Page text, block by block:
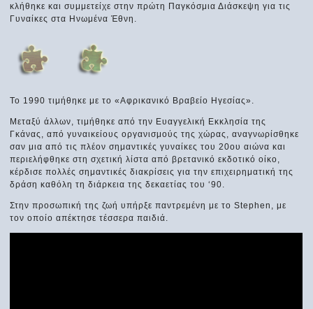
κλήθηκε και συμμετείχε στην πρώτη Παγκόσμια Διάσκεψη για τις
Γυναίκες στα Ηνωμένα Έθνη.
Το 1990 τιμήθηκε με το «Αφρικανικό Βραβείο Ηγεσίας».
Μεταξύ άλλων, τιμήθηκε από την Ευαγγελική Εκκλησία της
Γκάνας, από γυναικείους οργανισμούς της χώρας, αναγνωρίσθηκε
σαν μια από τις πλέον σημαντικές γυναίκες του 20ου αιώνα και
περιελήφθηκε στη σχετική λίστα από βρετανικό εκδοτικό οίκο,
κέρδισε πολλές σημαντικές διακρίσεις για την επιχειρηματική της
δράση καθόλη τη διάρκεια της δεκαετίας του ‘90.
Στην προσωπική της ζωή υπήρξε παντρεμένη με το Stephen, με
τον οποίο απέκτησε τέσσερα παιδιά.